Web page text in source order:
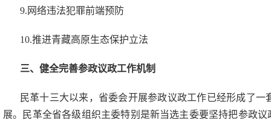
9.网络违法犯罪前端预防
10.推进青藏高原生态保护立法
三、健全完善参政议政工作机制
民革十三大以来，省委会开展参政议政工作已经形成了
展。民革全省各级组织主委特别是新当选主委要坚持把参政议